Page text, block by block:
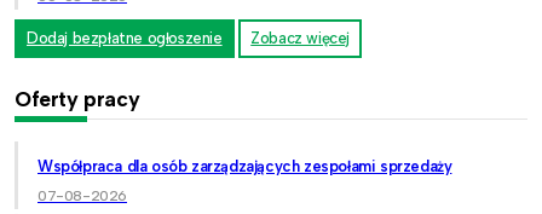
Dodaj bezpłatne ogłoszenie Zobacz więcej
Oferty pracy
Współpraca dla osób zarządzających zespołami sprzedaży
07-08-2026